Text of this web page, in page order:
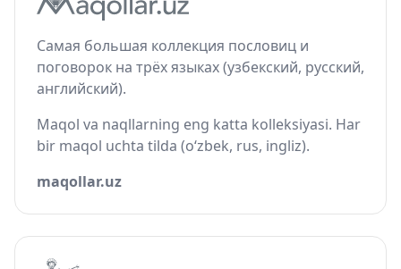
Самая большая коллекция пословиц и
поговорок на трёх языках (узбекский, русский,
английский).
Maqol va naqllarning eng katta kolleksiyasi. Har
bir maqol uchta tilda (o‘zbek, rus, ingliz).
maqollar.uz